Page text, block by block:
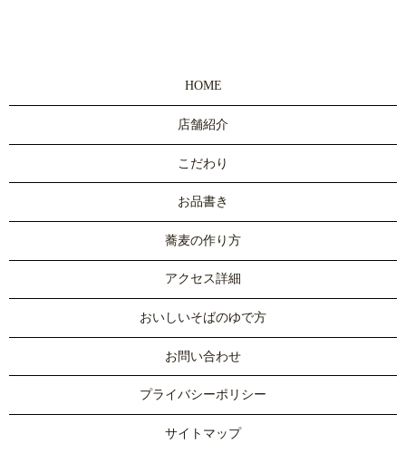
HOME
店舗紹介
こだわり
お品書き
蕎麦の作り方
アクセス詳細
おいしいそばのゆで方
お問い合わせ
プライバシーポリシー
サイトマップ